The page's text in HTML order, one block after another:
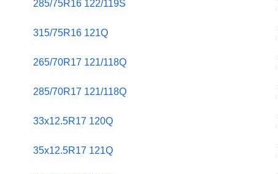
285/75R16 122/119S
315/75R16 121Q
265/70R17 121/118Q
285/70R17 121/118Q
33x12.5R17 120Q
35x12.5R17 121Q